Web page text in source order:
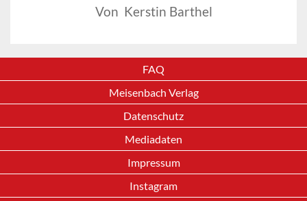
Von Kerstin Barthel
FAQ
Meisenbach Verlag
Datenschutz
Mediadaten
Impressum
Instagram